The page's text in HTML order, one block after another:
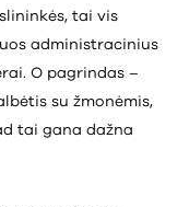
tai vis
administracinius
O pagrindas –
su žmonėmis,
tai gana dažna